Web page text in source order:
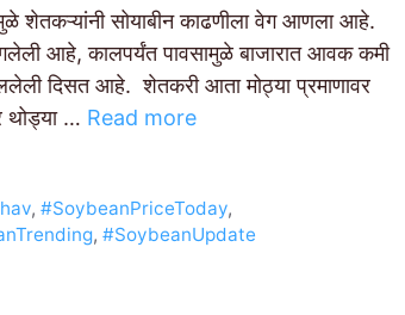
सोयाबीन काढणीला वेग आणला आहे.
आहे, कालपर्यंत पावसामुळे बाजारात आवक कमी
दिसत आहे. शेतकरी आता मोठ्या प्रमाणावर
थोड्या … Read more
,#SoybeanPriceToday,
, #SoybeanUpdate